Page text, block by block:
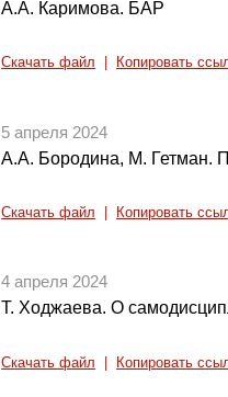
А.А. Каримова. БАР
Скачать файл Копировать
5 апреля 2024
А.А. Бородина, М. Гетман.
Скачать файл Копировать
4 апреля 2024
Т. Ходжаева. О
Скачать файл Копировать